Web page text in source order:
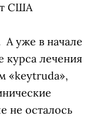
США
уже в начале
курса лечения
«keytruda»,
не осталось